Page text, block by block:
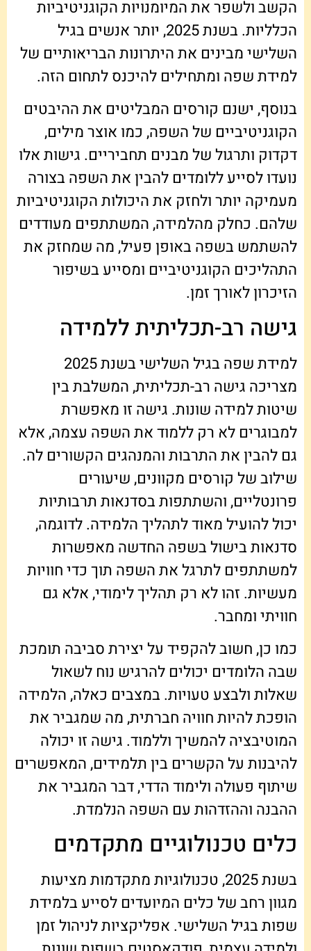
הקשב ולשפר את המיומנויות הקוגניטיביות
הכלליות. בשנת 2025, יותר אנשים בגיל
השלישי מבינים את היתרונות הבריאותיים של
למידת שפה ומתחילים להיכנס לתחום הזה.
בנוסף, ישנם קורסים המבליטים את ההיבטים
הקוגניטיביים של השפה, כמו אוצר מילים,
דקדוק ותרגול של מבנים תחביריים. גישות אלו
נועדו לסייע ללומדים להבין את השפה בצורה
מעמיקה יותר ולחזק את היכולות הקוגניטיביות
שלהם. כחלק מהלמידה, המשתתפים מעודדים
להשתמש בשפה באופן פעיל, מה שמחזק את
התהליכים הקוגניטיביים ומסייע בשיפור
הזיכרון לאורך זמן.
גישה רב-תכליתית ללמידה
למידת שפה בגיל השלישי בשנת 2025
מצריכה גישה רב-תכליתית, המשלבת בין
שיטות למידה שונות. גישה זו מאפשרת
למבוגרים לא רק ללמוד את השפה עצמה, אלא
גם להבין את התרבות והמנהגים הקשורים לה.
שילוב של קורסים מקוונים, שיעורים
פרונטליים, והשתתפות בסדנאות תרבותיות
יכול להועיל מאוד לתהליך הלמידה. לדוגמה,
סדנאות בישול בשפה החדשה מאפשרות
למשתתפים לתרגל את השפה תוך כדי חוויות
מעשיות. זהו לא רק תהליך לימודי, אלא גם
חוויתי ומחבר.
כמו כן, חשוב להקפיד על יצירת סביבה תומכת
שבה הלומדים יכולים להרגיש נוח לשאול
שאלות ולבצע טעויות. במצבים כאלה, הלמידה
הופכת להיות חוויה חברתית, מה שמגביר את
המוטיבציה להמשיך וללמוד. גישה זו יכולה
להיבנות על הקשרים בין תלמידים, המאפשרים
שיתוף פעולה ולימוד הדדי, דבר המגביר את
ההבנה וההזדהות עם השפה הנלמדת.
כלים טכנולוגיים מתקדמים
בשנת 2025, טכנולוגיות מתקדמות מציעות
מגוון רחב של כלים המיועדים לסייע בלמידת
שפות בגיל השלישי. אפליקציות לניהול זמן